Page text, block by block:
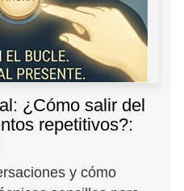
¿Cómo salir del
repetitivos?:
y cómo